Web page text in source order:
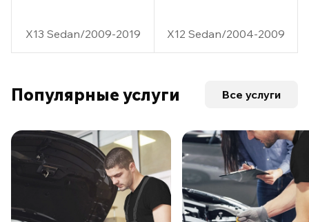
X13 Sedan/2009-2019 X12 Sedan/2004-2009
Популярные услуги Все услуги